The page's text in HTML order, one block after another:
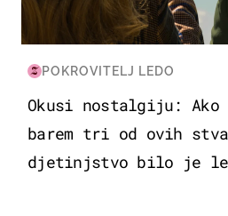
POKROVITELJ LEDO
Okusi nostalgiju:
barem tri od ovih
djetinjstvo bilo je